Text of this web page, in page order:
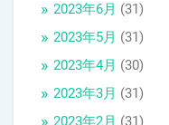
2023年6月 (31)
2023年5月 (31)
2023年4月 (30)
2023年3月 (31)
2023年2月 (31)